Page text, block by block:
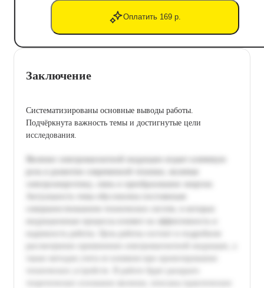
Оплатить 169 р.
Заключение
Систематизированы основные выводы работы.
Подчёркнута важность темы и достигнутые цели
исследования.